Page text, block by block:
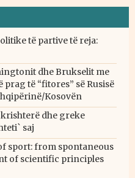
të partive të reja:
dhe Brukselit me
të “fitores” së Rusisë
Kosovën
krishterë dhe greke
saj
sport: from spontaneous
of scientific principles